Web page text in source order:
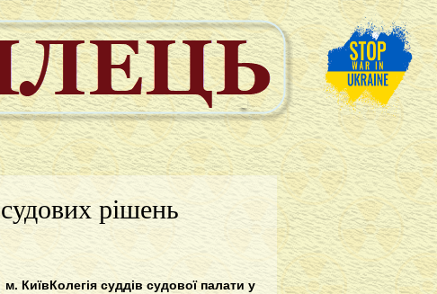
рішень
Колегія суддів судової палати у